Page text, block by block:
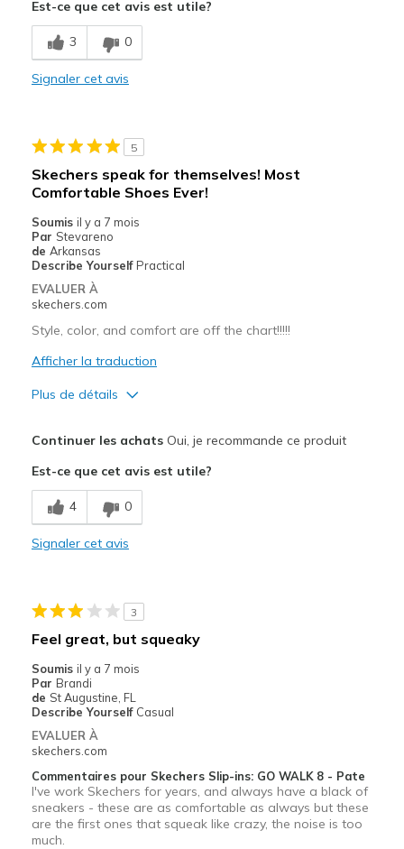
Les meilleures utilisations
Casual Wear
Width
Est-ce que cet avis est utile?
3 0
Signaler cet avis
5
Skechers speak for themselves! Most
Comfortable Shoes Ever!
Soumis il y a 7 mois
Par Stevareno
de Arkansas
Describe Yourself Practical
EVALUER À
skechers.com
Style, color, and comfort are off the chart!!!!!
Afficher la traduction
Plus de détails
Breathe Well
Comfortable
Width
Sizing
Feels true to size
View On Shoes
Continuer les achatsOui, je recommande ce produit
Est-ce que cet avis est utile?
4 0
Signaler cet avis
3
Feel great, but squeaky
Soumis il y a 7 mois
Par Brandi
de St Augustine, FL
Describe Yourself Casual
EVALUER À
skechers.com
Commentaires pour Skechers Slip-ins: GO WALK 8 - Pate
I've work Skechers for years, and always have a black of
sneakers - these are as comfortable as always but these
are the first ones that squeak like crazy, the noise is too
much.